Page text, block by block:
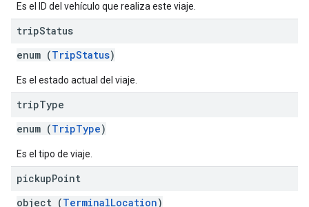
Es el ID del vehículo que realiza este viaje.
tripStatus
enum (TripStatus)
Es el estado actual del viaje.
tripType
enum (TripType)
Es el tipo de viaje.
pickupPoint
object (TerminalLocation)